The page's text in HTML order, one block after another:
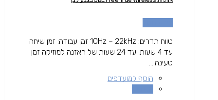
טווח תדרים: 10Hz – 22kHz זמן עבודה: זמן שיחה
עד 4 שעות ועד 24 שעות של האזנה למוזיקה זמן
טעינה:...
הוסף למועדפים